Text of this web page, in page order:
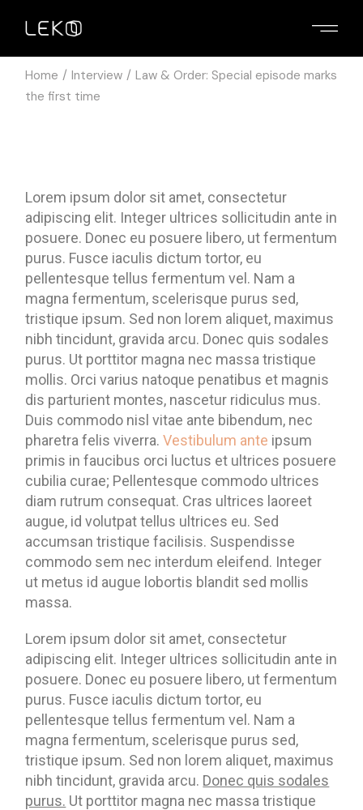
Home Interview
Law & Order: Special episode marks
the first time
Lorem ipsum dolor sit amet, consectetur
adipiscing elit. Integer ultrices sollicitudin ante in
posuere. Donec eu posuere libero, ut fermentum
purus. Fusce iaculis dictum tortor, eu
pellentesque tellus fermentum vel. Nam a
magna fermentum, scelerisque purus sed,
tristique ipsum. Sed non lorem aliquet, maximus
nibh tincidunt, gravida arcu. Donec quis sodales
purus. Ut porttitor magna nec massa tristique
mollis. Orci varius natoque penatibus et magnis
dis parturient montes, nascetur ridiculus mus.
Duis commodo nisl vitae ante bibendum, nec
pharetra felis viverra.Vestibulum ante ipsum
primis in faucibus orci luctus et ultrices posuere
cubilia curae; Pellentesque commodo ultrices
diam rutrum consequat. Cras ultrices laoreet
augue, id volutpat tellus ultrices eu. Sed
accumsan tristique facilisis. Suspendisse
commodo sem nec interdum eleifend. Integer
ut metus id augue lobortis blandit sed mollis
massa.
Lorem ipsum dolor sit amet, consectetur
adipiscing elit. Integer ultrices sollicitudin ante in
posuere. Donec eu posuere libero, ut fermentum
purus. Fusce iaculis dictum tortor, eu
pellentesque tellus fermentum vel. Nam a
magna fermentum, scelerisque purus sed,
tristique ipsum. Sed non lorem aliquet, maximus
nibh tincidunt, gravida arcu. Donec quis sodales
purus. Ut porttitor magna nec massa tristique